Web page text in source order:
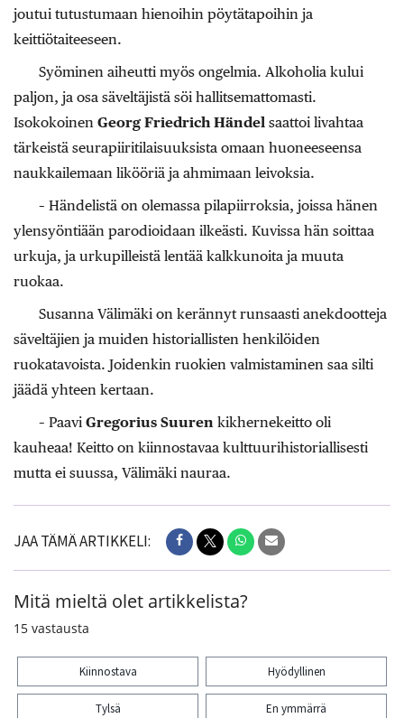
joutui tutustumaan hienoihin pöytätapoihin ja
keittiötaiteeseen.
Syöminen aiheutti myös ongelmia. Alkoholia kului
paljon, ja osa säveltäjistä söi hallitsemattomasti.
Isokokoinen Georg Friedrich Händel saattoi livahtaa
tärkeistä seurapiiritilaisuuksista omaan huoneeseensa
naukkailemaan likööriä ja ahmimaan leivoksia.
– Händelistä on olemassa pilapiirroksia, joissa hänen
ylensyöntiään parodioidaan ilkeästi. Kuvissa hän soittaa
urkuja, ja urkupilleistä lentää kalkkunoita ja muuta
ruokaa.
Susanna Välimäki on kerännyt runsaasti anekdootteja
säveltäjien ja muiden historiallisten henkilöiden
ruokatavoista. Joidenkin ruokien valmistaminen saa silti
jäädä yhteen kertaan.
– Paavi Gregorius Suuren kikhernekeitto oli
kauheaa! Keitto on kiinnostavaa kulttuurihistoriallisesti
mutta ei suussa, Välimäki nauraa.
JAA TÄMÄ ARTIKKELI:
Mitä mieltä olet artikkelista?
15 vastausta
Kiinnostava Hyödyllinen
Tylsä En ymmärrä